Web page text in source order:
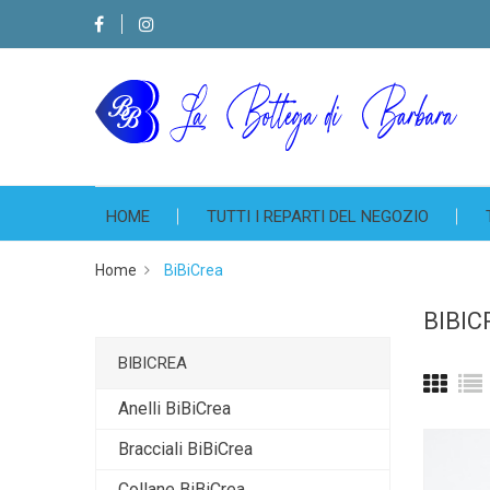
HOME TUTTI I REPARTI DEL NEGOZIO
Home BiBiCrea
BIBICREA
Anelli BiBiCrea
Bracciali BiBiCrea